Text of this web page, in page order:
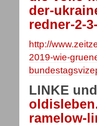
der-
redner-2-
http://
2019-wie-
LINKE
ramelow-